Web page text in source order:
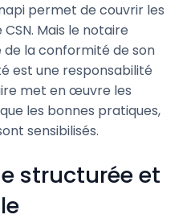
permet de couvrir les
Mais le notaire
la conformité de son
est une responsabilité
met en œuvre les
les bonnes pratiques,
sensibilisés.
structurée et